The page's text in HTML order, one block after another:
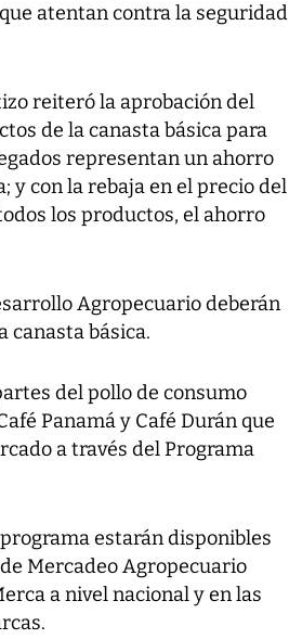
atentan contra la seguridad
reiteró la aprobación del
de la canasta básica para
representan un ahorro
y con la rebaja en el precio del
los productos, el ahorro
Agropecuario deberán
canasta básica.
del pollo de consumo
Panamá y Café Durán que
a través del Programa
estarán disponibles
Mercadeo Agropecuario
a nivel nacional y en las